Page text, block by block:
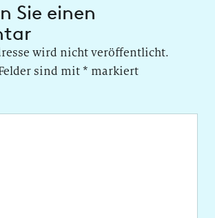
Sie einen
wird nicht veröffentlicht.
sind mit* markiert